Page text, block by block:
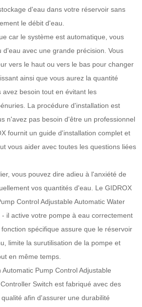
d'eau dans votre réservoir sans
le débit d'eau.
car le système est automatique, vous
d'eau avec une grande précision. Vous
vers le haut ou vers le bas pour changer
ainsi que vous aurez la quantité
besoin tout en évitant les
La procédure d'installation est
n'avez pas besoin d'être un professionnel
fournit un guide d'installation complet et
vous aider avec toutes les questions liées
vous pouvez dire adieu à l'anxiété de
vos quantités d'eau. Le GIDROX
Control Adjustable Automatic Water
il active votre pompe à eau correctement
spécifique assure que le réservoir
limite la surutilisation de la pompe et
en même temps.
Pump Control Adjustable
Switch est fabriqué avec des
afin d'assurer une durabilité